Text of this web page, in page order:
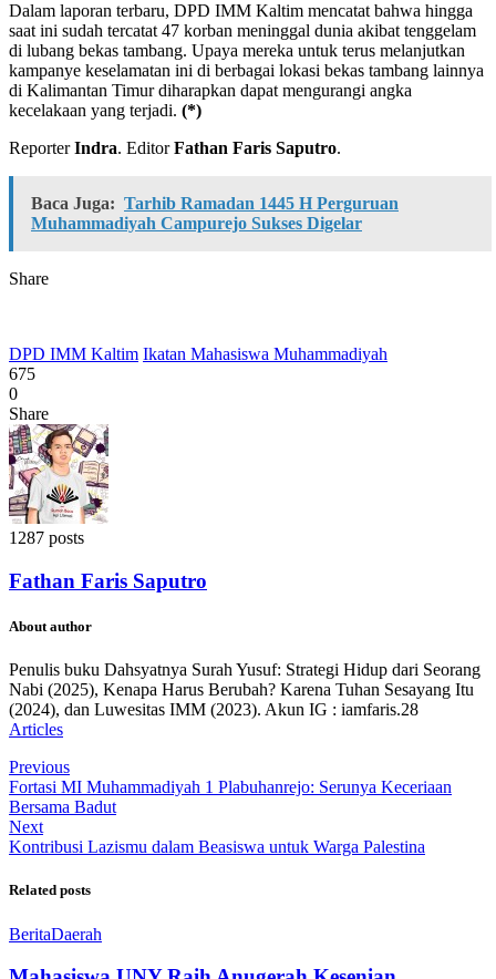
Dalam laporan terbaru, DPD IMM Kaltim mencatat bahwa hingga
saat ini sudah tercatat 47 korban meninggal dunia akibat tenggelam
di lubang bekas tambang. Upaya mereka untuk terus melanjutkan
kampanye keselamatan ini di berbagai lokasi bekas tambang lainnya
di Kalimantan Timur diharapkan dapat mengurangi angka
kecelakaan yang terjadi. (*)
ReporterIndra. EditorFathan Faris Saputro.
Baca Juga: Tarhib Ramadan 1445 H Perguruan
Muhammadiyah Campurejo Sukses Digelar
Share
DPD IMM Kaltim Ikatan Mahasiswa Muhammadiyah
675
0
Share
1287 posts
Fathan Faris Saputro
About author
Penulis buku Dahsyatnya Surah Yusuf: Strategi Hidup dari Seorang
Nabi (2025), Kenapa Harus Berubah? Karena Tuhan Sesayang Itu
(2024), dan Luwesitas IMM (2023). Akun IG : iamfaris.28
Articles
Previous
Fortasi MI Muhammadiyah 1 Plabuhanrejo: Serunya Keceriaan
Bersama Badut
Next
Kontribusi Lazismu dalam Beasiswa untuk Warga Palestina
Related posts
BeritaDaerah